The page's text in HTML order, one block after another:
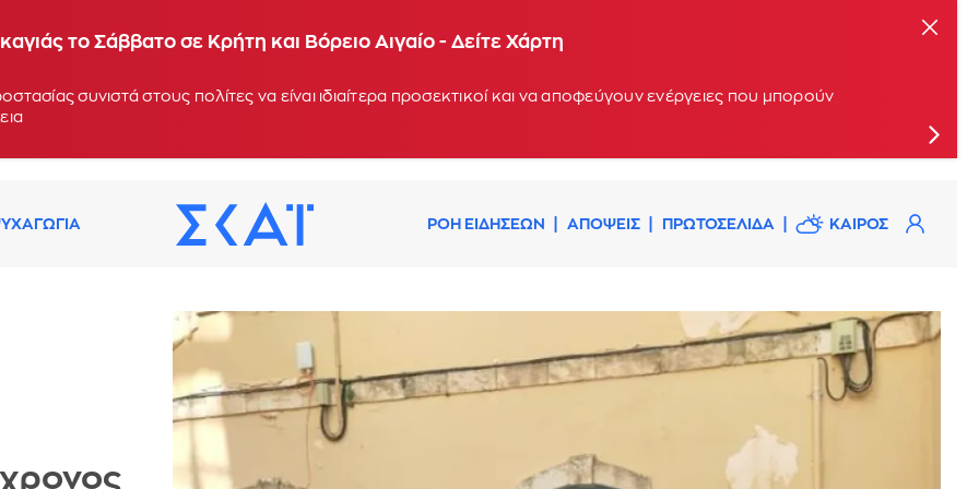
σημείο
το Σάββατο σε Κρήτη και Βόρειο Αιγαίο - Δείτε Χάρτη
συνιστά στους πολίτες να είναι ιδιαίτερα προσεκτικοί και να αποφεύγουν ενέργειες που μπορούν
ΡΟΗ ΕΙΔΗΣΕΩΝ ΑΠΟΨΕΙΣ ΠΡΩΤΟΣΕΛΙΔΑ ΚΑΙΡΟΣ